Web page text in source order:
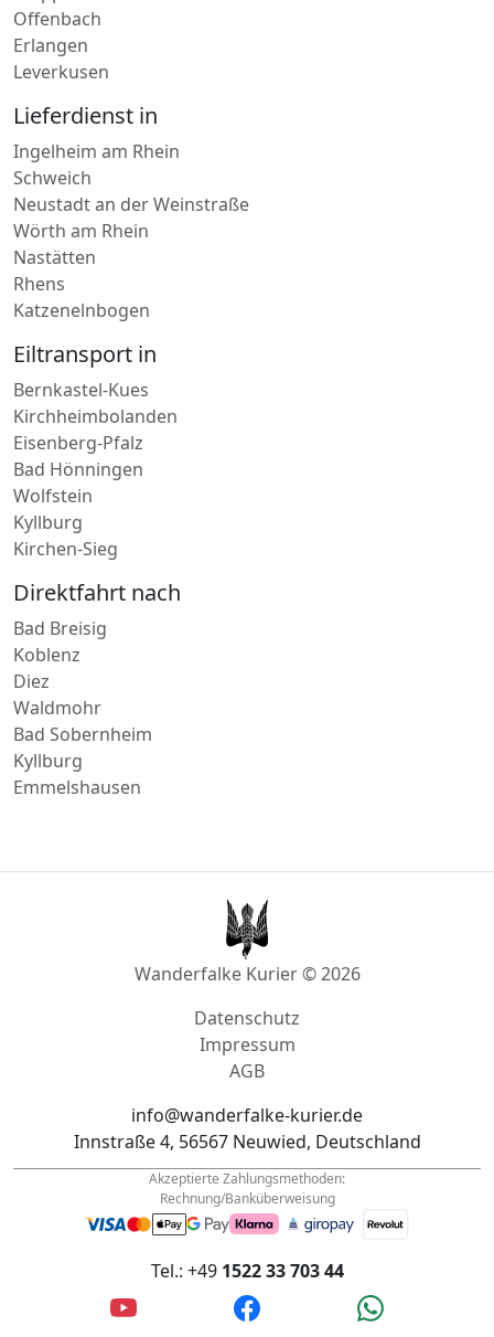
Leverkusen
Lieferdienst in
Schweich
Neustadt an der Weinstraße
Wörth am Rhein
Nastätten
Rhens
Katzenelnbogen
Eiltransport in
Kirchheimbolanden
Eisenberg-Pfalz
Bad Hönningen
Wolfstein
Kyllburg
Kirchen-Sieg
Direktfahrt nach
Koblenz
Diez
Waldmohr
Bad Sobernheim
Kyllburg
Emmelshausen
Wanderfalke Kurier © 2026
Datenschutz
AGB
info@wanderfalke-kurier.de
Akzeptierte Zahlungsmethoden:
Rechnung/Banküberweisung
Tel.: +491522 33 703 44